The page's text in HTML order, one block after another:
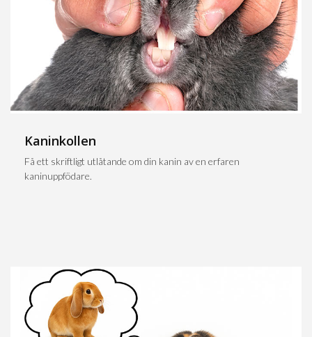
Kaninkollen
Få ett skriftligt utlåtande om din kanin av en erfaren
kaninuppfödare.